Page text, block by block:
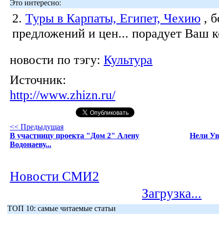
Это интересно:
2. Туры в Карпаты, Египет, Чехию ,
предложений и цен... порадует Ваш
новости по тэгу: Культура
Источник:
http://www.zhizn.ru/
<< Предыдущая
В участницу проекта "Дом 2" Алену
Водонаеву...
Нели
Новости СМИ2
Загрузка...
ТОП 10: самые читаемые статьи